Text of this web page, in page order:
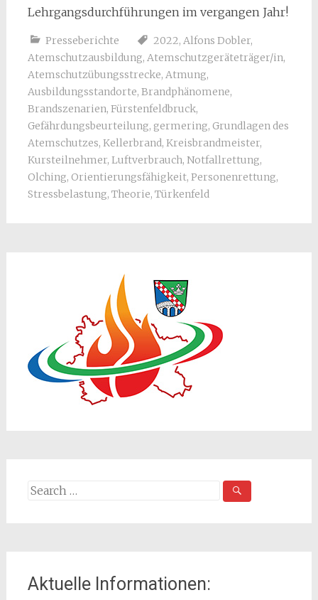
Lehrgangsdurchführungen im vergangen Jahr!
Presseberichte 2022, Alfons Dobler,
Atemschutzausbildung, Atemschutzgeräteträger/in,
Atemschutzübungsstrecke, Atmung,
Ausbildungsstandorte, Brandphänomene,
Brandszenarien, Fürstenfeldbruck,
Gefährdungsbeurteilung, germering, Grundlagen des
Atemschutzes, Kellerbrand, Kreisbrandmeister,
Kursteilnehmer, Luftverbrauch, Notfallrettung,
Olching, Orientierungsfähigkeit, Personenrettung,
Stressbelastung, Theorie, Türkenfeld
Search
Aktuelle Informationen: